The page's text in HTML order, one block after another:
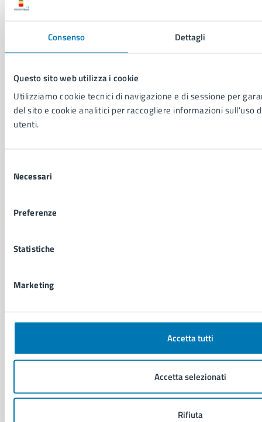
Consenso Dettagli
Questo sito web utilizza i cookie
Utilizziamo cookie tecnici di navigazione e di sessione per
del sito e cookie analitici per raccogliere informazioni sull'uso
utenti.
delNecessari
Preferenze
Statistiche
Marketing
Accetta tutti
Accetta selezionati
Rifiuta
NOVITÀ
Comunicati stampa della Giunta Comunale
Comunicati stampa del Consiglio Comunale
VIVERE IL COMUNE
Elenco libri
CONTATTI
Palazzo San Giacomo, Piazza Municipio - 80133
CF: 80014890638
Servizio Protocollo, URP e Albo Pretorio
Centralino unico:0817951111
Prenotazione appuntamento